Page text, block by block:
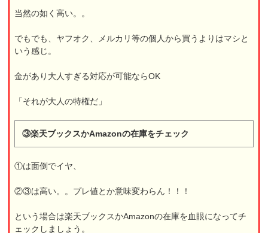
当然の如く高い。。
でもでも、ヤフオク、メルカリ等の個人から買うよりはマシと
いう感じ。
金があり大人すぎる対応が可能ならOK
「それが大人の特権だ」
③楽天ブックスかAmazonの在庫をチェック
①は面倒でイヤ、
②③は高い。。プレ値とか意味変わらん！！！
という場合は楽天ブックスかAmazonの在庫を血眼になってチ
ェックしましょう。